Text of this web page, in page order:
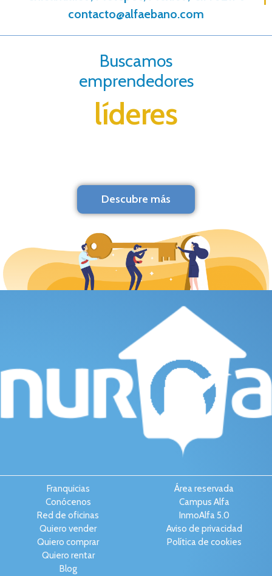
contacto@alfaebano.com
Buscamos
emprendedores
líderes
Descubre más
Franquicias
Conócenos
Red de oficinas
Quiero vender
Quiero comprar
Quiero rentar
Blog
Área reservada
Campus Alfa
InmoAlfa 5.0
Aviso de privacidad
Política de cookies